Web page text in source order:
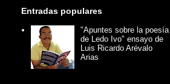
Entradas populares
"Apuntes sobre la poesía
de Ledo Ivo" ensayo de
Luis Ricardo Arévalo
Arias